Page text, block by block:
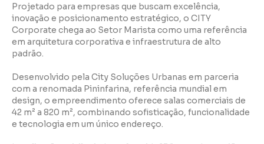
Projetado para empresas que buscam excelência,
inovação e posicionamento estratégico, o CITY
Corporate chega ao Setor Marista como uma referência
em arquitetura corporativa e infraestrutura de alto
padrão.
Desenvolvido pela City Soluções Urbanas em parceria
com a renomada Pininfarina, referência mundial em
design, o empreendimento oferece salas comerciais de
42 m² a 820 m², combinando sofisticação, funcionalidade
e tecnologia em um único endereço.